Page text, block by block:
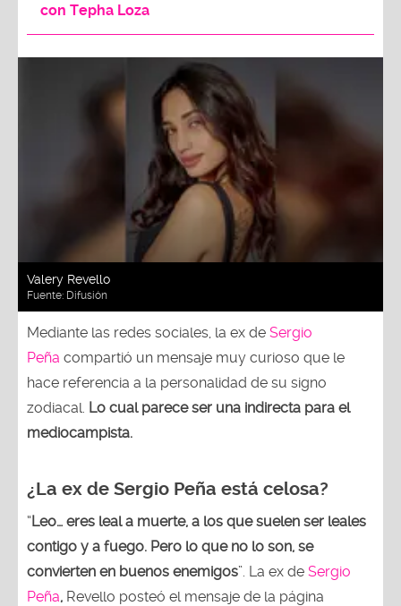
con Tepha Loza
Valery Revello
Fuente: Difusión
Mediante las redes sociales, la ex de Sergio
Peña compartió un mensaje muy curioso que le
hace referencia a la personalidad de su signo
zodiacal. Lo cual parece ser una indirecta para el
mediocampista.
¿La ex de Sergio Peña está celosa?
“Leo… eres leal a muerte, a los que suelen ser leales
contigo y a fuego. Pero lo que no lo son, se
convierten en buenos enemigos”. La ex de Sergio
Peña, Revello posteó el mensaje de la página